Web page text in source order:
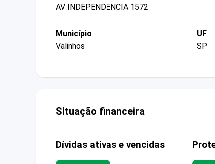
AV INDEPENDENCIA 1572
Município
Valinhos
UF
SP
Situação financeira
Dívidas ativas e vencidas